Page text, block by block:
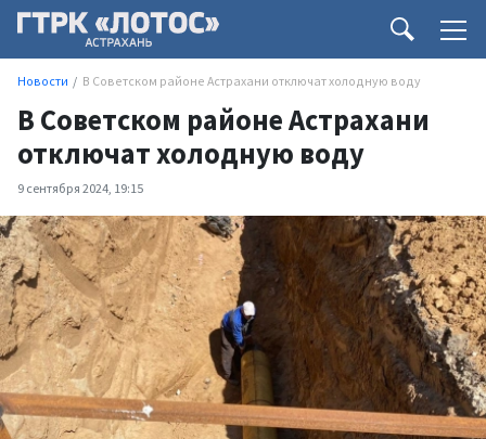
Новости В Советском районе Астрахани отключат холодную воду
В Советском районе Астрахани
отключат холодную воду
9 сентября 2024, 19:15